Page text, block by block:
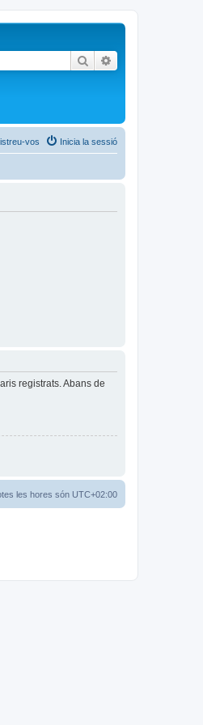
Cerca
Inicia la sessió
vos
registrats. Abans de
les hores són UTC+02:00